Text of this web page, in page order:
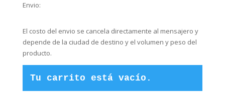
Envio:
El costo del envio se cancela directamente al mensajero y
depende de la ciudad de destino y el volumen y peso del
producto.
Tu carrito está vacío.